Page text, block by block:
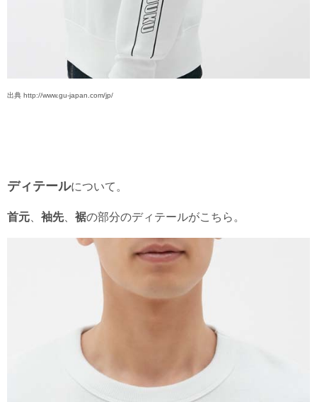
出典 http://www.gu-japan.com/jp/
ディテールについて。
首元 袖先、 裾の部分のディテールがこちら。